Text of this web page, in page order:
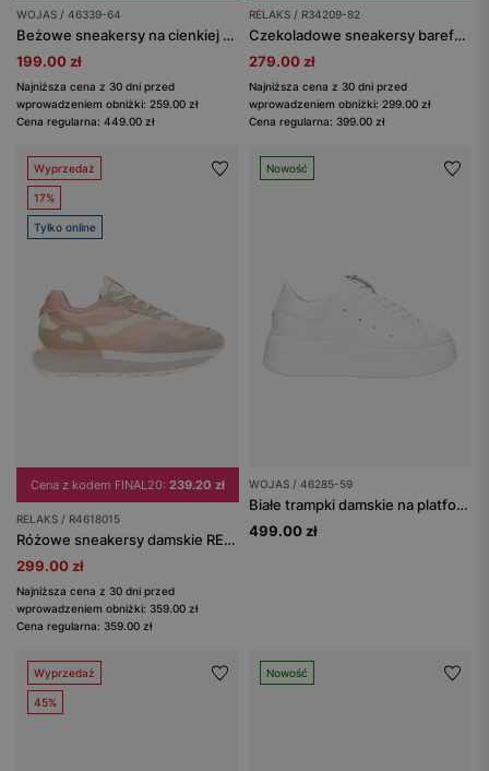
WOJAS / 46339-64
Beżowe sneakersy na cienkiej podeszwie
199.00 zł
Najniższa cena z 30 dni przed
wprowadzeniem obniżki: 259.00 zł
Cena regularna: 449.00 zł
RELAKS / R34209-82
Czekoladowe sneakersy barefoot na cienkiej podeszwie RELAKS
279.00 zł
Najniższa cena z 30 dni przed
wprowadzeniem obniżki: 299.00 zł
Cena regularna: 399.00 zł
Wyprzedaż
17%
Tylko online
Cena z kodem FINAL20: 239.20 zł
RELAKS / R4618015
Różowe sneakersy damskie RELAKS
299.00 zł
Najniższa cena z 30 dni przed
wprowadzeniem obniżki: 359.00 zł
Cena regularna: 359.00 zł
Nowość
WOJAS / 46285-59
Białe trampki damskie na platformie
499.00 zł
Wyprzedaż
45%
Nowość